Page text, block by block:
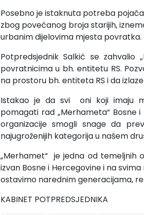
Posebno je istaknuta potreba
zbog povećanog broja starijih,
urbanim dijelovima mjesta povratka.
Potpredsjednik Salkić se zahvalio
povratnicima u bh. entitetu RS.
na prostoru bh. entiteta RS i da
Istakao je da svi oni koji imaju
pomagati rad „Merhameta“ Bosne
organizacije smogli snage da
najugroženijih kategorija u našem
„Merhamet“ je jedna od temeljnih
izvan Bosne i Hercegovine i na
ostavimo narednim generacijama,
KABINET POTPREDSJEDNIKA